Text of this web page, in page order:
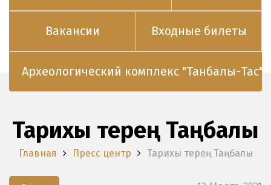
Вакансии Входные билеты
Археологический комплекс "Танбалы-Тас"
Тарихы терең Таңбалы
Главная Пресс центр Тарихы терең Таңбалы